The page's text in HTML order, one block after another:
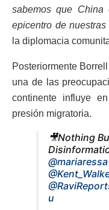
sabemos que
epicentro de
la diplomacia
Posteriormente
una de las
continente influye
presión migratoria.
🎥Nothing
@mariaressa
u